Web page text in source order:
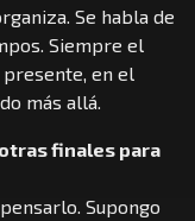
Se habla de
Siempre el
en el
más allá.
finales para
Supongo